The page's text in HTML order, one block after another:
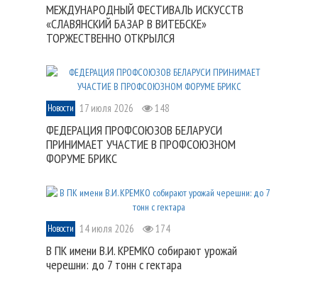
МЕЖДУНАРОДНЫЙ ФЕСТИВАЛЬ ИСКУССТВ
«СЛАВЯНСКИЙ БАЗАР В ВИТЕБСКЕ»
ТОРЖЕСТВЕННО ОТКРЫЛСЯ
Новости 17 июля 2026 148
ФЕДЕРАЦИЯ ПРОФСОЮЗОВ БЕЛАРУСИ
ПРИНИМАЕТ УЧАСТИЕ В ПРОФСОЮЗНОМ
ФОРУМЕ БРИКС
Новости 14 июля 2026 174
В ПК имени В.И. КРЕМКО собирают урожай
черешни: до 7 тонн с гектара